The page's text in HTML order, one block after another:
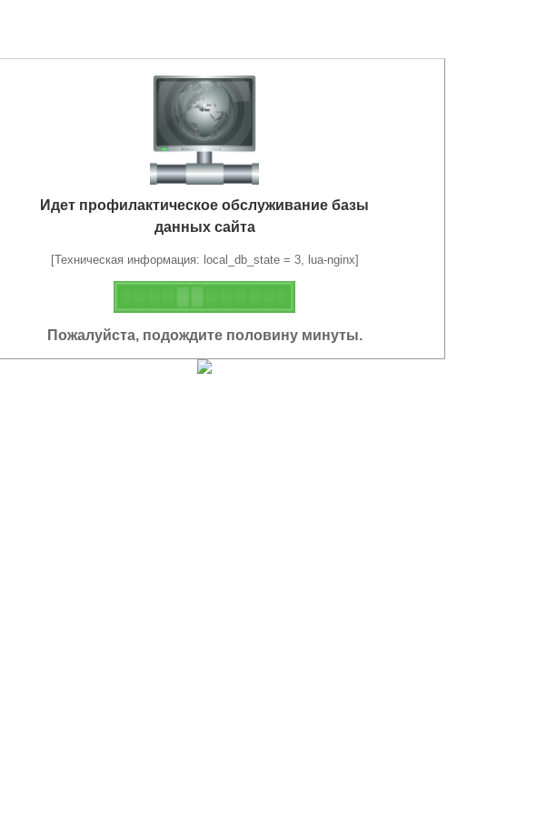
Идет профилактическое обслуживание базы
данных сайта
[Техническая информация: local_db_state = 3, lua-nginx]
Пожалуйста, подождите половину минуты.